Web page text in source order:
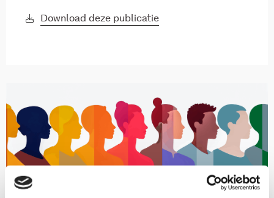
Download deze publicatie
(Arbeids)participatie